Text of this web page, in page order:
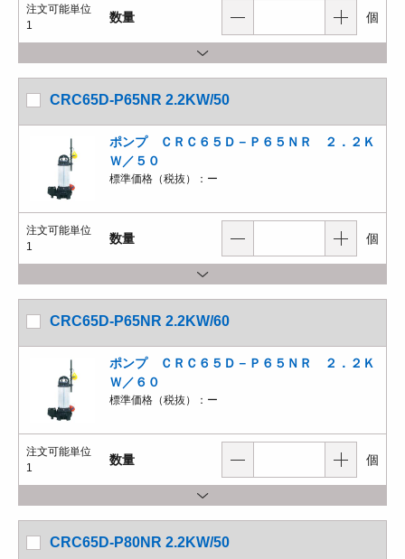
注文可能単位
1
数量 個
CRC65D-P65NR 2.2KW/50
ポンプ ＣＲＣ６５Ｄ－Ｐ６５ＮＲ ２．２Ｋ
Ｗ／５０
標準価格（税抜）： ー
注文可能単位
1
数量 個
CRC65D-P65NR 2.2KW/60
ポンプ ＣＲＣ６５Ｄ－Ｐ６５ＮＲ ２．２Ｋ
Ｗ／６０
標準価格（税抜）： ー
注文可能単位
1
数量 個
CRC65D-P80NR 2.2KW/50